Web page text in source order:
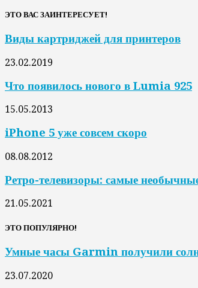
ЭТО ВАС ЗАИНТЕРЕСУЕТ!
Виды картриджей для принтеров
23.02.2019
Что появилось нового в Lumia 925
15.05.2013
iPhone 5 уже совсем скоро
08.08.2012
Ретро-телевизоры: самые
21.05.2021
ЭТО ПОПУЛЯРНО!
Умные часы Garmin получили
23.07.2020